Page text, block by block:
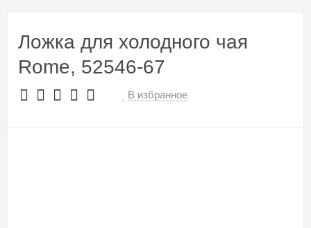
Ложка для холодного чая
Rome, 52546-67
В избранное